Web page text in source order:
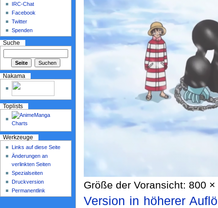
Größe der Voransicht: 800
Version in höherer
IRC-Chat
Facebook
Twitter
Spenden
Suche
Nakama
Toplists
Werkzeuge
Links auf diese Seite
Änderungen an
verlinkten Seiten
Spezialseiten
Druckversion
Permanentlink